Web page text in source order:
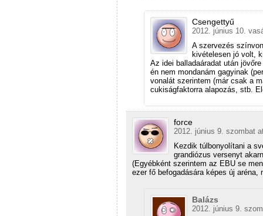
Csengettyű
2012. június 10.
A szervezés
kivételesen jó volt,
Az idei balladaáradat után
én nem mondanám gagyinak
vonalát szerintem (már csak a
cukiságfaktorra alapozás, stb.
force
2012. június 9. szombat
Kezdik túlbonyolítani a
grandiózus versenyt
(Egyébként szerintem az EBU se
ezer fő befogadására képes új aréna,
Balázs
2012. június 9.